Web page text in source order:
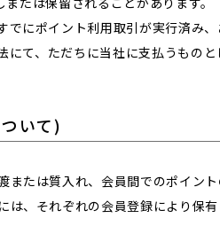
でにポイント利用取引が実行済み
て、ただちに当社に支払うものと
いて)
たは質入れ、会員間でのポイント
、それぞれの会員登録により保